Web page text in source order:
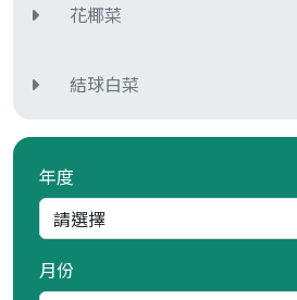
花椰菜
結球白菜
年度
月份